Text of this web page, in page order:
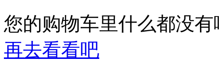
您的购物车里什么都没有
再去看看吧